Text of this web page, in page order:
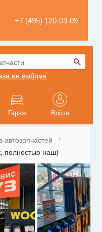
+7 (495) 120-03-09
не выбран
Гараж Войти
автозапчастей
полностью наш)